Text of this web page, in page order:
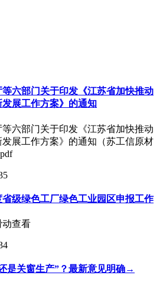
六部门关于印发《江苏省加快推动
展工作方案》的通知
六部门关于印发《江苏省加快推动
展工作方案》的通知（苏工信原材
省级绿色工厂绿色工业园区申报工作
动查看
是关窗生产”？最新意见明确→